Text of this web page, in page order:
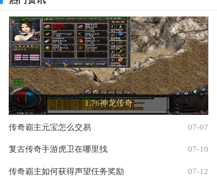
1.76神龙传奇
传奇霸主元宝怎么交易 07-07
复古传奇手游虎卫在哪里找 07-10
传奇霸主如何获得声望任务奖励 07-12